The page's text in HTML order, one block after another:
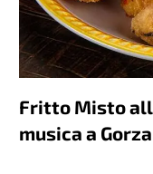
Fritto Misto
musica a